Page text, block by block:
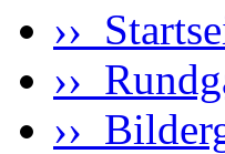
››
››
››